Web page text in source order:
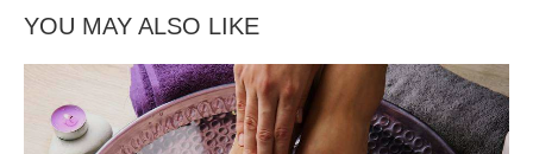
YOU MAY ALSO LIKE